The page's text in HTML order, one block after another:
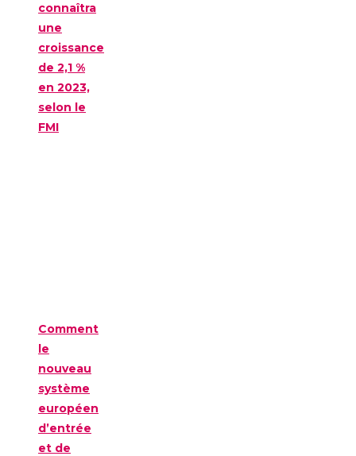
connaîtra
une
croissance
de 2,1 %
en 2023,
selon le
FMI
Comment
le
nouveau
système
européen
d’entrée
et de